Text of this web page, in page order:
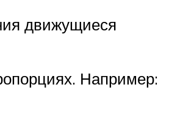
движущиеся
Например: